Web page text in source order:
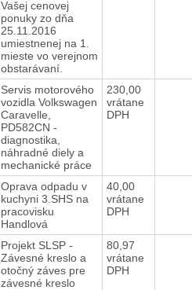
Vašej cenovej
ponuky zo dňa
25.11.2016
umiestnenej na 1.
mieste vo verejnom
obstarávaní.
Servis motorového
vozidla Volkswagen
Caravelle,
PD582CN -
diagnostika,
náhradné diely a
mechanické práce
230,00
vrátane
DPH
Oprava odpadu v
kuchyni 3.SHS na
pracovisku
Handlová
40,00
vrátane
DPH
Projekt SLSP -
Závesné kreslo a
otočný záves pre
závesné kreslo
80,97
vrátane
DPH